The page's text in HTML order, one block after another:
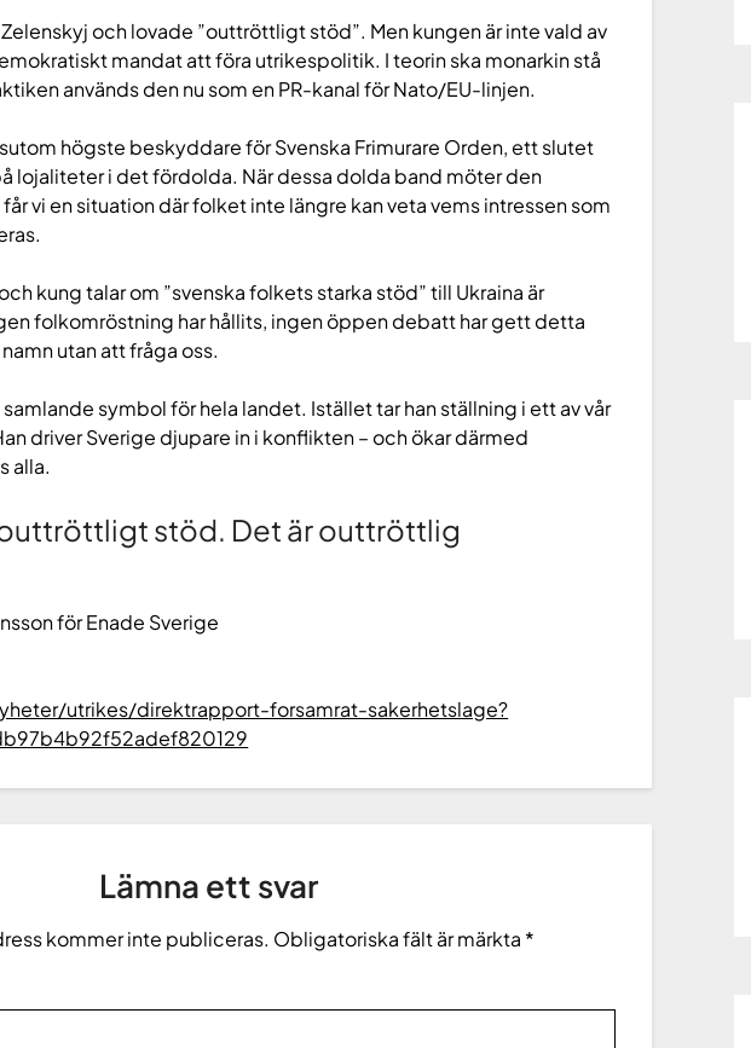
och lovade ”outtröttligt stöd”. Men kungen är inte vald av
mandat att föra utrikespolitik. I teorin ska monarkin stå
används den nu som en PR-kanal för Nato/EU-linjen.
högste beskyddare för Svenska Frimurare Orden, ett slutet
lojaliteter i det fördolda. När dessa dolda band möter den
vi en situation där folket inte längre kan veta vems intressen som
kung talar om ”svenska folkets starka stöd” till Ukraina är
folkomröstning har hållits, ingen öppen debatt har gett detta
utan att fråga oss.
symbol för hela landet. Istället tar han ställning i ett av vår
driver Sverige djupare in i konflikten – och ökar därmed
alla.
outtröttligt stöd. Det är outtröttlig
för Enade Sverige
utrikes/direktrapport-forsamrat-sakerhetslage?
Lämna ett svar
kommer inte publiceras. Obligatoriska fält är märkta *